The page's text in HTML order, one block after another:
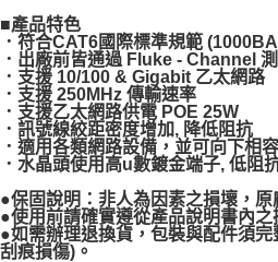
■產品特色
．符合CAT6國際標準規範
．出廠前皆通過 Fluke - Channel
．支援 10/100 & Gigabit 乙太網路
．支援 250MHz 傳輸速率
．支援乙太網路供電 POE 25W
．訊號線絞距密度增加, 降低阻抗
．適用各類網路設備，並可向下相
．水晶頭使用高u數鍍金端子, 低阻
●保固說明：非人為因素之損壞，原
●使用前請確實遵從產品說明書內之
●如需辦理退換貨，包裝與配件須
刮痕損傷)。